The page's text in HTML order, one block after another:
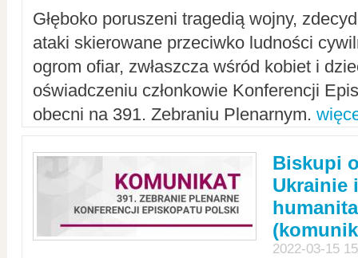
Głęboko poruszeni tragedią wojny,
ataki skierowane przeciwko ludności
ogrom ofiar, zwłaszcza wśród kobiet i
oświadczeniu członkowie Konferencji
obecni na 391. Zebraniu Plenarnym.
Biskupi
Ukrainie
2022-03-15